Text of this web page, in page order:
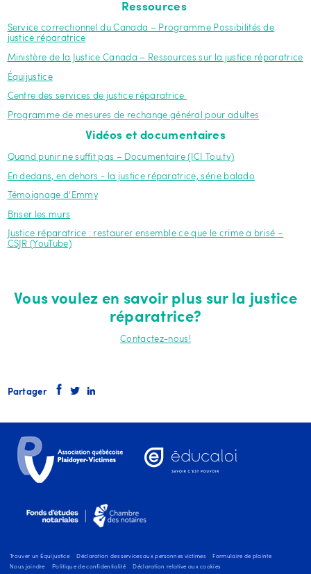
Ressources
Service correctionnel du Canada – Programme Possibilités de
justice réparatrice
Ministère de la Justice Canada – Ressources sur la justice réparatrice
Équijustice
Centre des services de justice réparatrice
Programme de mesures de rechange général pour adultes
Vidéos et documentaires
Quand punir ne suffit pas – Documentaire (ICI Tou.tv)
En dedans, en dehors - la justice réparatrice, série balado
Témoignage d'Emmy
Briser les murs
Justice réparatrice : restaurer ensemble ce que le crime a brisé –
CSJR (YouTube)
Vous voulez en savoir plus sur la justice
réparatrice?
Contactez-nous!
Partager
Trouver un Équijustice Déclaration des services aux personnes victimes
Formulaire de plainte
Nous joindre
Politique de confidentialité Déclaration relative aux cookies